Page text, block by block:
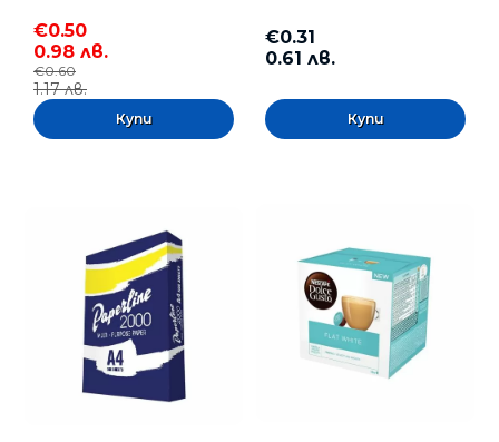
€0.50
0.98 лв.
€0.60
1.17 лв.
€0.31
0.61 лв.